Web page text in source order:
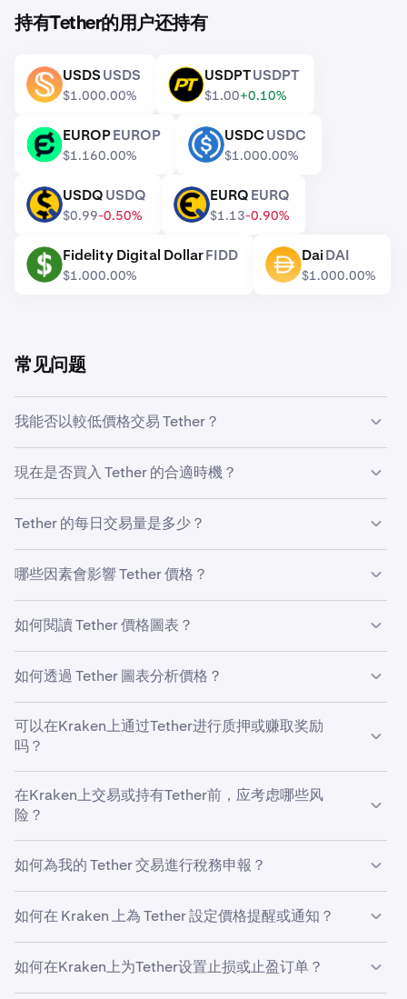
X / Twitter：https://twitter.com/Tether_to
领英：
https://www.linkedin.com/company/tether
Reddit：https://www.reddit.com/r/Tether/
GitHub：https://github.com/tetherto
白皮书：可通过 Tether 官方资产门户获取
尽管“稳定币”一词被普遍使用，但不能保证该资产在二级市
场交易时会相对于参考资产的价值保持稳定，也不能保证资
持有Tether的用户还持有
USDS USDSUSDS
$1.000.00%
USDPT USDPTUSDPT
$1.00+0.10%
EUROP EUROPEUROP
$1.160.00%
USDC USDCUSDC
$1.000.00%
USDQ USDQUSDQ
$0.99-0.50%
EURQ EURQEURQ
$1.13-0.90%
FIDD Fidelity Digital DollarFIDD
$1.000.00%
DAI DaiDAI
$1.000.00%
常见问题
我能否以較低價格交易 Tether？
价格达到较低水平时自动购买。
現在是否買入 Tether 的合適時機？
本平均法来投资 Tether。透過設定定期買入，你可以在不
考慮市場價格波動的情況下，隨時間推移逐步積累
Tether，從而避免試圖精準把握市場時機的壓力。
Tether 的每日交易量是多少？
价值$19,863,471,070。
哪些因素會影響 Tether 價格？
展、用戶採用率和宏觀經濟事件。
如何閱讀 Tether 價格圖表？
訊，包括其近期價格走勢和交易量。纵轴代表资产在您选择
的货币中的价值，例如美元，而横轴显示时间段，范围可从
分钟到数年。Tether价格图表常使用蜡烛图来展示价格变
动。每個蠟燭圖代表 USDT 在特定時間段內的開盤價、收盤
專業交易員在進行技術分析時，通常會考慮這些資料點。
如何透過 Tether 圖表分析價格？
力位。許多交易者還會使用不同的技術指標來分析過去的
USDT 交易模式，以試圖預測未來價格變動。需要記住的
是，沒有任何方法能夠 100% 準確預測價格，但分析 USDT
價格圖表時使用不同工具可以幫助你制定交易策略。
可以在Kraken上通过Tether进行质押或赚取奖励
吗？
取獎勵。點按此處訪問我們的質押頁面，查看Tether你所在
地區是否支援質押或選擇加入獎勵計劃。
在Kraken上交易或持有Tether前，应考虑哪些风
险？
Kraken 這樣的交易平台前，需考慮相關風險。加密货币价
格（包括Tether）波动可能剧烈。尽管Kraken始终高度重
视安全，我们仍建议客户将加密资产存放在仅自己可访问的
非托管钱包中，如Kraken Wallet。
如何為我的 Tether 交易進行稅務申報？
專業稅務顧問的指導，以確保申報準確並避免潛在罰款。
如何在 Kraken 上為 Tether 設定價格提醒或通知？
「高級」視圖中「訂單」表單後方的「提醒」小工具。
首先，啟用瀏覽器通知。然后，点击“创建新提醒”以打
如何在Kraken上为Tether设置止损或止盈订单？